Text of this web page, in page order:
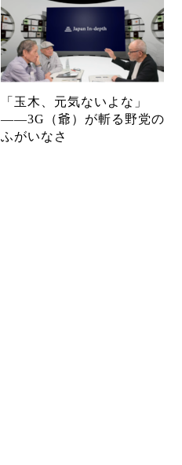
「玉木、元気ないよな」
――3G（爺）が斬る野党の
ふがいなさ